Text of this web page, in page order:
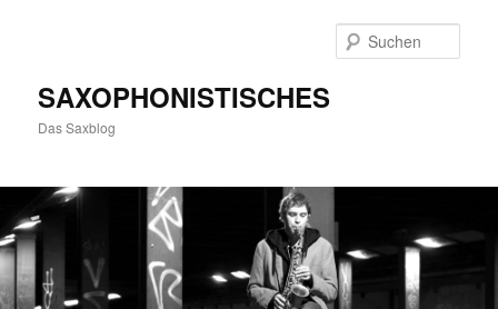
SAXOPHONISTISCHES
Das Saxblog